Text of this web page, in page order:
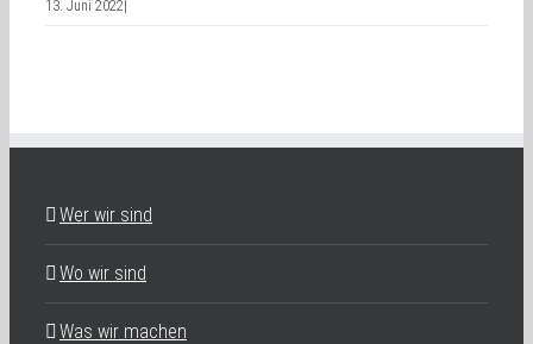
13. Juni 2022
Wer wir sind
Wo wir sind
Was wir machen